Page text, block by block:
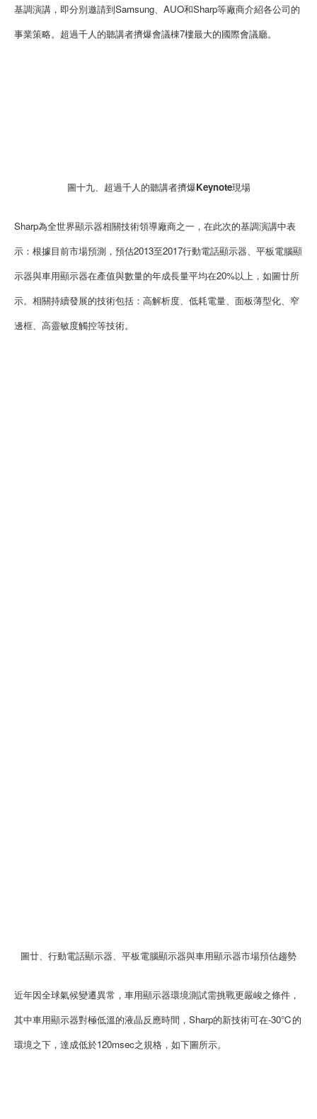
基調演講，即分別邀請到Samsung、AUO和Sharp等廠商介紹各公司的
事業策略。超過千人的聽講者擠爆會議棟7樓最大的國際會議廳。
圖十九、超過千人的聽講者擠爆Keynote現場
Sharp為全世界顯示器相關技術領導廠商之一，在此次的基調演講中表
示：根據目前市場預測，預估2013至2017行動電話顯示器、平板電腦顯
示器與車用顯示器在產值與數量的年成長量平均在20%以上，如圖廿所
示。相關持續發展的技術包括：高解析度、低耗電量、面板薄型化、窄
邊框、高靈敏度觸控等技術。
圖廿、行動電話顯示器、平板電腦顯示器與車用顯示器市場預估趨勢
近年因全球氣候變遷異常，車用顯示器環境測試需挑戰更嚴峻之條件，
其中車用顯示器對極低溫的液晶反應時間，Sharp的新技術可在-30℃的
環境之下，達成低於120msec之規格，如下圖所示。